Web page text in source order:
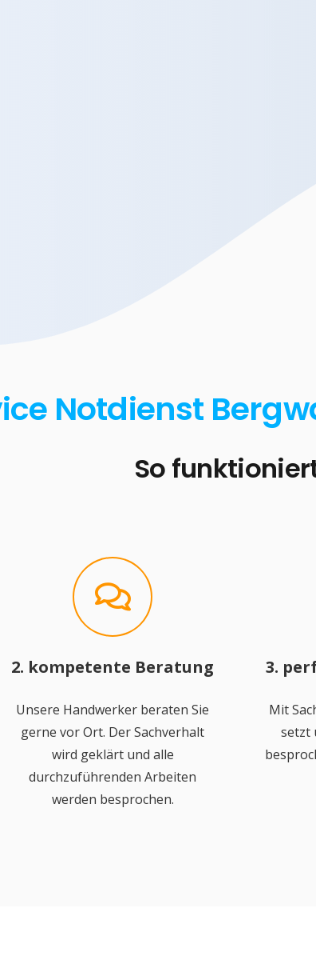
Notdienst
So
2. kompetente Beratung
Unsere Handwerker beraten Sie
gerne vor Ort. Der Sachverhalt
wird geklärt und alle
durchzuführenden Arbeiten
werden besprochen.
3.
Mit
setzt